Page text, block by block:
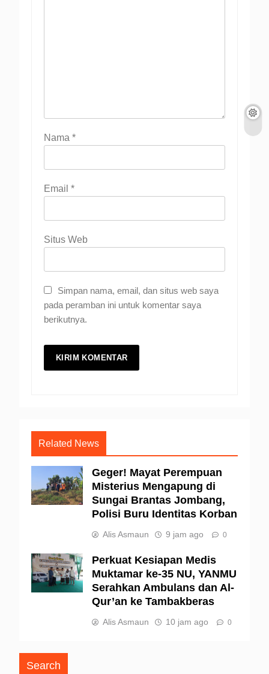
Nama *
Email *
Situs Web
Simpan nama, email, dan situs web saya
pada peramban ini untuk komentar saya
berikutnya.
Related News
Geger! Mayat Perempuan
Misterius Mengapung di
Sungai Brantas Jombang,
Polisi Buru Identitas Korban
Alis Asmaun 9 jam ago 0
Perkuat Kesiapan Medis
Muktamar ke-35 NU, YANMU
Serahkan Ambulans dan Al-
Qur’an ke Tambakberas
Alis Asmaun 10 jam ago 0
Search